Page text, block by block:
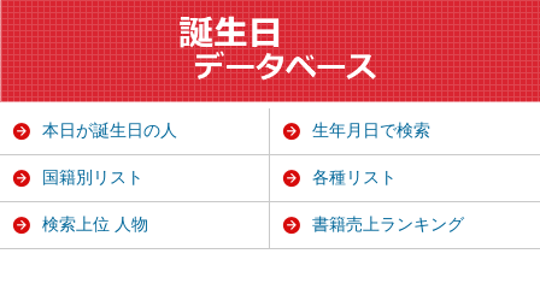
本日が誕生日の人 生年月日で検索
国籍別リスト 各種リスト
検索上位 人物 書籍売上ランキング